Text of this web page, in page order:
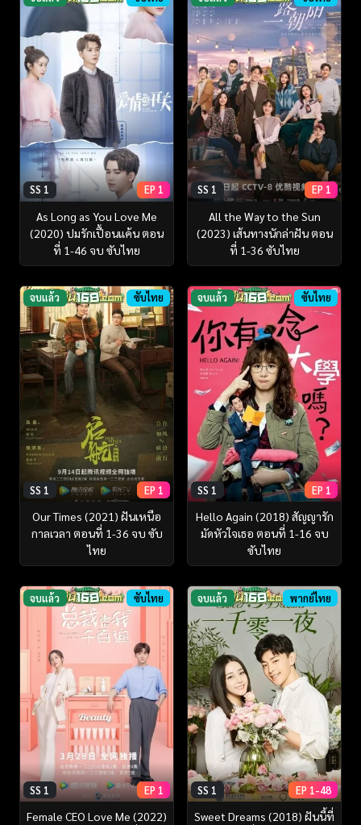
SS 1 EP 1
As Long as You Love Me
(2020) ปมรักเปื้อนแค้น ตอน
ที่ 1-46 จบ ซับไทย
SS 1 EP 1
All the Way to the Sun
(2023) เส้นทางนักล่าฝัน ตอน
ที่ 1-36 ซับไทย
จบแล้ว ซับไทย
SS 1 EP 1
Our Times (2021) ฝันเหนือ
กาลเวลา ตอนที่ 1-36 จบ ซับ
ไทย
จบแล้ว ซับไทย
SS 1 EP 1
Hello Again (2018) สัญญารัก
มัดหัวใจเธอ ตอนที่ 1-16 จบ
ซับไทย
จบแล้ว ซับไทย
SS 1 EP 1
Female CEO Love Me (2022)
จบแล้ว พากย์ไทย
SS 1 EP 1-48
Sweet Dreams (2018) ฝันนี้ที่